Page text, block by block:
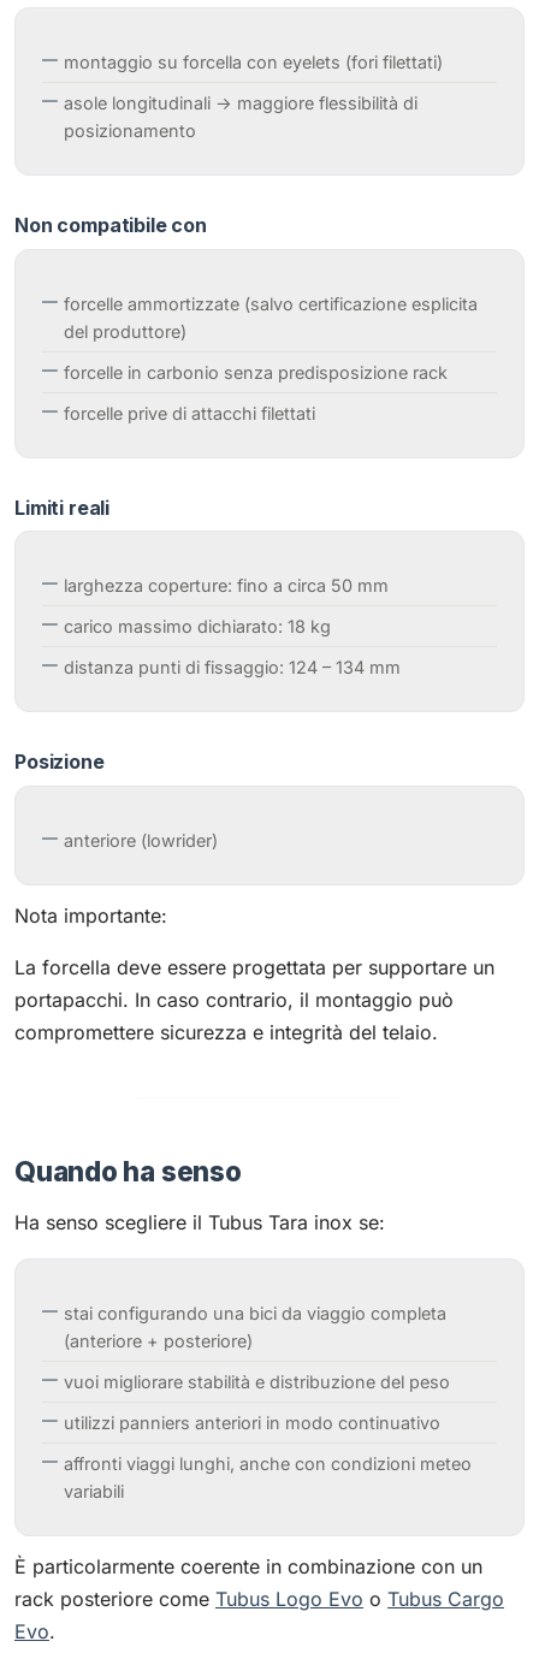
montaggio su forcella con eyelets (fori filettati)
asole longitudinali → maggiore flessibilità di
posizionamento
Non compatibile con
forcelle ammortizzate (salvo certificazione esplicita
del produttore)
forcelle in carbonio senza predisposizione rack
forcelle prive di attacchi filettati
Limiti reali
larghezza coperture: fino a circa 50 mm
carico massimo dichiarato: 18 kg
distanza punti di fissaggio: 124 – 134 mm
Posizione
anteriore (lowrider)
Nota importante:
La forcella deve essere progettata per supportare un
portapacchi. In caso contrario, il montaggio può
compromettere sicurezza e integrità del telaio.
Quando ha senso
Ha senso scegliere il Tubus Tara inox se:
stai configurando una bici da viaggio completa
(anteriore + posteriore)
vuoi migliorare stabilità e distribuzione del peso
utilizzi panniers anteriori in modo continuativo
affronti viaggi lunghi, anche con condizioni meteo
variabili
È particolarmente coerente in combinazione con un
rack posteriore come Tubus Logo Evo o Tubus Cargo
Evo.